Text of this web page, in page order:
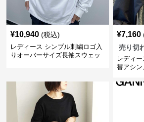
¥10,940 (税込)
レディース シンプル刺繍ロゴ入
りオーバーサイズ長袖スウェッ
¥7,160
売り切
レディ
替アシン